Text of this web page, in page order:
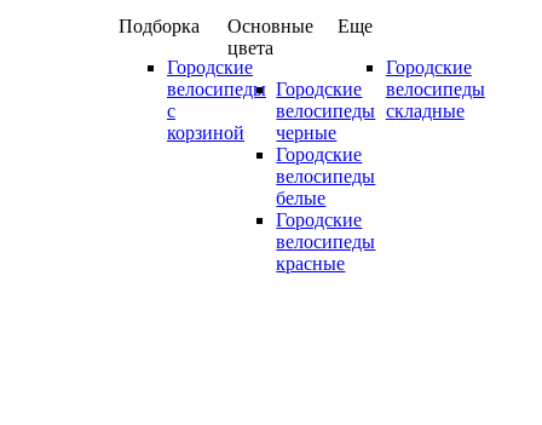
Подборка
Городские
велосипеды
с
корзиной
Основные
цвета
Городские
велосипеды
черные
Городские
велосипеды
белые
Городские
велосипеды
красные
Еще
Городские
велосипеды
складные